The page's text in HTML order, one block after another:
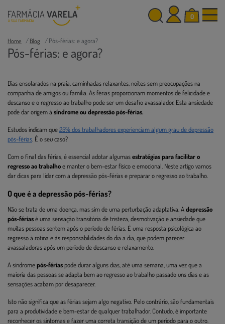
0
Home Blog Pós-férias: e agora?
Pós-férias: e agora?
Dias ensolarados na praia, caminhadas relaxantes, noites sem preocupações na
companhia de amigos ou família. As férias proporcionam momentos de felicidade e
descanso e o regresso ao trabalho pode ser um desafio avassalador. Esta ansiedade
pode dar origem à síndrome ou depressão pós-férias.
Estudos indicam que25% dos trabalhadores experienciam algum grau de depressão
pós-férias . É o seu caso?
Com o final das férias, é essencial adotar algumasestratégias para facilitar o
regresso ao trabalhoe manter o bem-estar físico e emocional. Neste artigo vamos
dar dicas para lidar com a depressão pós-férias e preparar o regresso ao trabalho.
O que é a depressão pós-férias?
Não se trata de uma doença, mas sim de uma perturbação adaptativa. Adepressão
pós-fériasé uma sensação transitória de tristeza, desmotivação e ansiedade que
muitas pessoas sentem após o período de férias. É uma resposta psicológica ao
regresso à rotina e às responsabilidades do dia a dia, que podem parecer
avassaladoras após um período de descanso e relaxamento.
A síndromepós-fériaspode durar alguns dias, até uma semana, uma vez que a
maioria das pessoas se adapta bem ao regresso ao trabalho passado uns dias e as
sensações acabam por desaparecer.
Isto não significa que as férias sejam algo negativo. Pelo contrário, são fundamentais
para a produtividade e bem-estar de qualquer trabalhador. Contudo, é importante
reconhecer os sintomas e fazer uma correta transição de um período para o outro.